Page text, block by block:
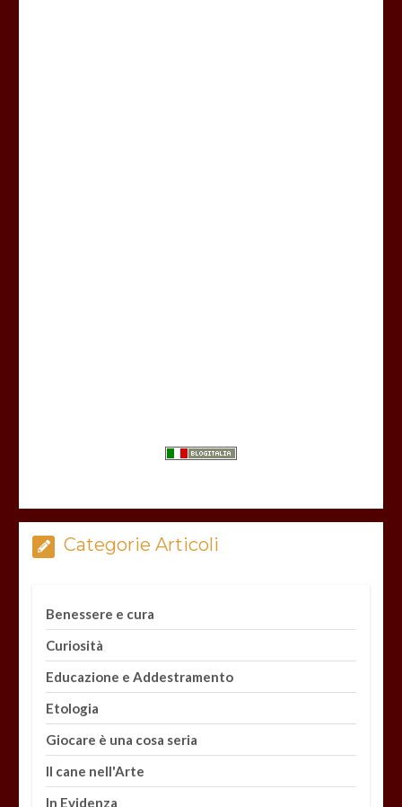
Categorie Articoli
Benessere e cura
Curiosità
Educazione e Addestramento
Etologia
Giocare è una cosa seria
Il cane nell'Arte
In Evidenza